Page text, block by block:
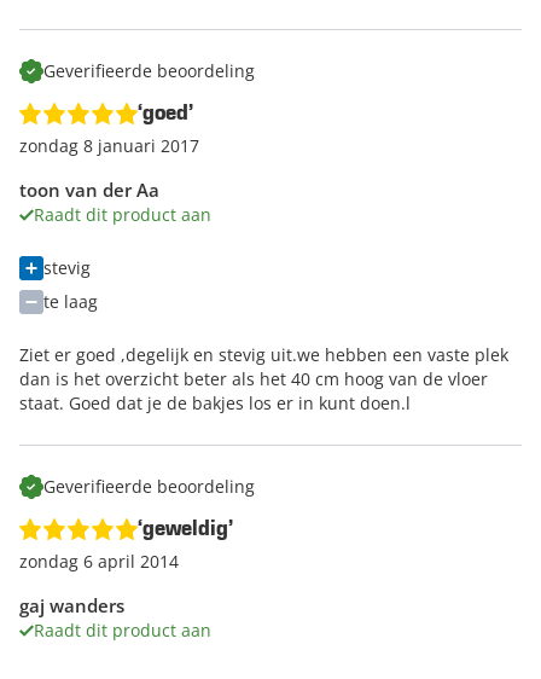
Geverifieerde beoordeling
toon van der Aa
Raadt dit product aan
‘goed’
zondag 8 januari 2017
stevig
te laag
Ziet er goed ,degelijk en stevig uit.we hebben een vaste plek
dan is het overzicht beter als het 40 cm hoog van de vloer
staat. Goed dat je de bakjes los er in kunt doen.l
Geverifieerde beoordeling
gaj wanders
Raadt dit product aan
‘geweldig’
zondag 6 april 2014